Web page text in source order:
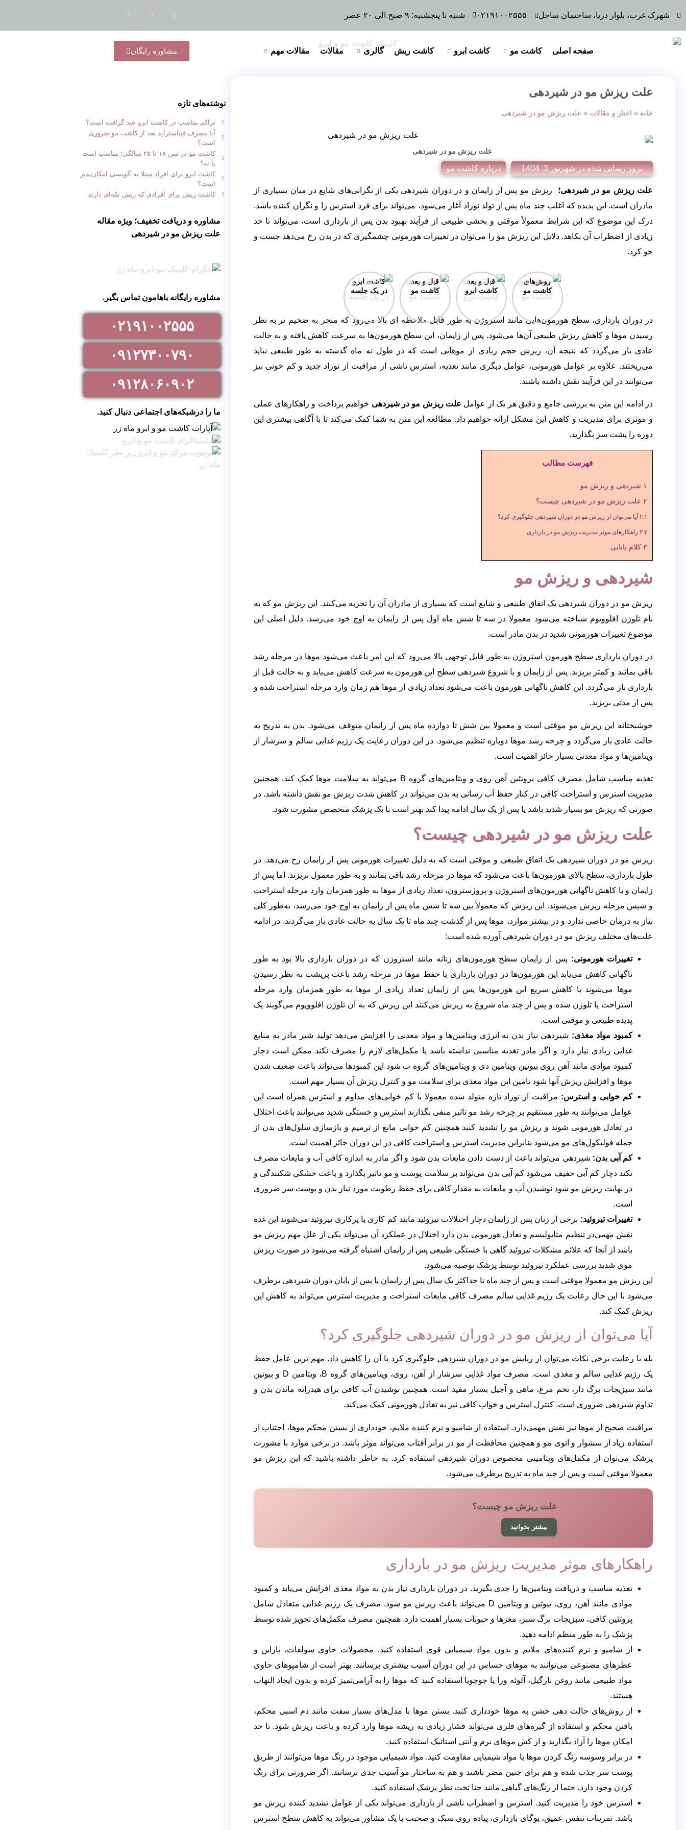
شهرک غرب، بلوار دریا، ساختمان ساحل ۰۲۱۹۱۰۰۲۵۵۵ شنبه تا پنجشنبه: ۹ صبح الی ۲۰ عصر
صفحه اصلی کاشت مو کاشت ابرو کاشت ریش گالری مقالات مقالات مهم مشاوره رایگان
علت ریزش مو در شیردهی
خانه » اخبار و مقالات » علت ریزش مو در شیردهی
علت ریزش مو در شیردهی
بروز رسانی شده درشهریور 3, 1404 درباره کاشت مو
علت ریزش مو در شیردهی؛ ریزش مو پس از زایمان و در دوران شیردهی یکی از نگرانی‌های شایع در میان بسیاری از
مادران است. این پدیده که اغلب چند ماه پس از تولد نوزاد آغاز می‌‌شود، می‌‌تواند برای فرد استرس ‌زا و نگران ‌کننده باشد.
درک این موضوع که این شرایط معمولاً موقتی و بخشی طبیعی از فرآیند بهبود بدن پس از بارداری است، می‌‌تواند تا حد
زیادی از اضطراب آن بکاهد. دلایل این ریزش مو را می‌‌توان در تغییرات هورمونی چشمگیری که در بدن رخ می‌‌دهد جست ‌و
جو کرد.
روش‌های
کاشت مو
قبل و بعد
کاشت ابرو
قبل و بعد
کاشت مو
کاشت ابرو
در یک جلسه
در دوران بارداری، سطح هورمون‌هایی مانند استروژن به طور قابل ‌ملاحظه ‌ای بالا می‌‌رود که منجر به ضخیم ‌تر به نظر
رسیدن موها و کاهش ریزش طبیعی آن‌ها می‌‌شود. پس از زایمان، این سطح هورمون‌ها به سرعت کاهش یافته و به حالت
عادی باز می‌‌گردد که نتیجه آن، ریزش حجم زیادی از موهایی است که در طول نه ماه گذشته به طور طبیعی نباید
می‌‌ریختند. علاوه بر عوامل هورمونی، عوامل دیگری مانند تغذیه، استرس ناشی از مراقبت از نوزاد جدید و کم ‌خونی نیز
می‌‌توانند در این فرآیند نقش داشته باشند.
در ادامه این متن به بررسی جامع و دقیق هر یک از عوامل علت ریزش مو در شیردهی خواهیم پرداخت و راهکارهای عملی
و موثری برای مدیریت و کاهش این مشکل ارائه خواهیم داد. مطالعه این متن به شما کمک می‌کند تا با آگاهی بیشتری این
دوره را پشت سر بگذارید.
فهرست مطالب
۱ شیردهی و ریزش مو
۲ علت ریزش مو در شیردهی چیست؟
۲.۱ آیا می‌توان از ریزش مو در دوران شیردهی جلوگیری کرد؟
۲.۲ راهکارهای موثر مدیریت ریزش مو در بارداری
۳ کلام پایانی
شیردهی و ریزش مو
ریزش مو در دوران شیردهی یک اتفاق طبیعی و شایع است که بسیاری از مادران آن را تجربه می‌کنند. این ریزش مو که به
نام تلوژن افلوویوم شناخته می‌شود معمولا در سه تا شش ماه اول پس از زایمان به اوج خود می‌رسد. دلیل اصلی این
موضوع تغییرات هورمونی شدید در بدن مادر است.
در دوران بارداری سطح هورمون استروژن به طور قابل توجهی بالا می‌رود که این امر باعث می‌شود موها در مرحله رشد
باقی بمانند و کمتر بریزند. پس از زایمان و با شروع شیردهی سطح این هورمون به سرعت کاهش می‌یابد و به حالت قبل از
بارداری باز می‌گردد. این کاهش ناگهانی هورمون باعث می‌شود تعداد زیادی از موها هم زمان وارد مرحله استراحت شده و
پس از مدتی بریزند.
خوشبختانه این ریزش مو موقتی است و معمولا بین شش تا دوازده ماه پس از زایمان متوقف می‌شود. بدن به تدریج به
حالت عادی باز می‌گردد و چرخه رشد موها دوباره تنظیم می‌شود. در این دوران رعایت یک رژیم غذایی سالم و سرشار از
ویتامین‌ها و مواد معدنی بسیار حائز اهمیت است.
تغذیه مناسب شامل مصرف کافی پروتئین آهن روی و ویتامین‌های گروه B می‌تواند به سلامت موها کمک کند. همچنین
مدیریت استرس و استراحت کافی در کنار حفظ آب رسانی به بدن می‌تواند در کاهش شدت ریزش مو نقش داشته باشد. در
صورتی که ریزش مو بسیار شدید باشد یا پس از یک سال ادامه پیدا کند بهتر است با یک پزشک متخصص مشورت شود.
علت ریزش مو در شیردهی چیست؟
ریزش مو در دوران شیردهی یک اتفاق طبیعی و موقتی است که به دلیل تغییرات هورمونی پس از زایمان رخ می‌دهد. در
طول بارداری، سطح بالای هورمون‌ها باعث می‌‌شود که موها در مرحله رشد باقی بمانند و به طور معمول نریزند. اما پس از
زایمان و با کاهش ناگهانی هورمون‌‌های استروژن و پروژسترون، تعداد زیادی از موها به طور همزمان وارد مرحله استراحت
و سپس مرحله ریزش می‌‌شوند. این ریزش که معمولاً بین سه تا شش ماه پس از زایمان به اوج خود می‌رسد، به‌طور کلی
نیاز به درمان خاصی ندارد و در بیشتر موارد، موها پس از گذشت چند ماه تا یک سال به حالت عادی باز می‌گردند. در ادامه
علت‌های مختلف ریزش مو در دوران شیردهی آورده شده است:
تغییرات هورمونی: پس از زایمان سطح هورمون‌های زنانه مانند استروژن که در دوران بارداری بالا بود به طور
ناگهانی کاهش می‌یابد این هورمون‌ها در دوران بارداری با حفظ موها در مرحله رشد باعث پرپشت به نظر رسیدن
موها می‌شوند با کاهش سریع این هورمون‌ها پس از زایمان تعداد زیادی از موها به طور همزمان وارد مرحله
استراحت یا تلوژن شده و پس از چند ماه شروع به ریزش می‌کنند این ریزش که به آن تلوژن افلوویوم می‌گویند یک
پدیده طبیعی و موقتی است.
کمبود مواد مغذی: شیردهی نیاز بدن به انرژی ویتامین‌ها و مواد معدنی را افزایش می‌دهد تولید شیر مادر به منابع
غذایی زیادی نیاز دارد و اگر مادر تغذیه مناسبی نداشته باشد یا مکمل‌های لازم را مصرف نکند ممکن است دچار
کمبود موادی مانند آهن روی بیوتین ویتامین دی و ویتامین‌های گروه ب شود این کمبودها می‌تواند باعث ضعیف شدن
موها و افزایش ریزش آنها شود تامین این مواد مغذی برای سلامت مو و کنترل ریزش آن بسیار مهم است.
کم خوابی و استرس: مراقبت از نوزاد تازه متولد شده معمولا با کم خوابی‌های مداوم و استرس همراه است این
عوامل می‌توانند به طور مستقیم بر چرخه رشد مو تاثیر منفی بگذارند استرس و خستگی شدید می‌توانند باعث اختلال
در تعادل هورمونی شوند و ریزش مو را تشدید کنند همچنین کم خوابی مانع از ترمیم و بازسازی سلول‌های بدن از
جمله فولیکول‌های مو می‌شود بنابراین مدیریت استرس و استراحت کافی در این دوران حائز اهمیت است.
کم آبی بدن: شیردهی می‌تواند باعث از دست دادن مایعات بدن شود و اگر مادر به اندازه کافی آب و مایعات مصرف
نکند دچار کم آبی خفیف می‌شود کم آبی بدن می‌تواند بر سلامت پوست و مو تاثیر بگذارد و باعث خشکی شکنندگی و
در نهایت ریزش مو شود نوشیدن آب و مایعات به مقدار کافی برای حفظ رطوبت مورد نیاز بدن و پوست سر ضروری
است.
تغییرات تیروئید: برخی از زنان پس از زایمان دچار اختلالات تیروئید مانند کم کاری یا پرکاری تیروئید می‌شوند این غده
نقش مهمی‌در تنظیم متابولیسم و تعادل هورمونی بدن دارد اختلال در عملکرد آن می‌تواند یکی از علل مهم ریزش مو
باشد از آنجا که علائم مشکلات تیروئید گاهی با خستگی طبیعی پس از زایمان اشتباه گرفته می‌شود در صورت ریزش
موی شدید بررسی عملکرد تیروئید توسط پزشک توصیه می‌شود.
این ریزش مو معمولا موقتی است و پس از چند ماه تا حداکثر یک سال پس از زایمان یا پس از پایان دوران شیردهی برطرف
می‌شود با این حال رعایت یک رژیم غذایی سالم مصرف کافی مایعات استراحت و مدیریت استرس می‌تواند به کاهش این
ریزش کمک کند.
آیا می‌توان از ریزش مو در دوران شیردهی جلوگیری کرد؟
بله با رعایت برخی نکات می‌توان از ریایش مو در دوران شیردهی جلوگیری کرد یا آن را کاهش داد. مهم ترین عامل حفظ
یک رژیم غذایی سالم و مغذی است. مصرف مواد غذایی سرشار از آهن، روی، ویتامین‌های گروه B، ویتامین D و بیوتین
مانند سبزیجات برگ دار، تخم مرغ، ماهی و آجیل بسیار مفید است. همچنین نوشیدن آب کافی برای هیدراته ماندن بدن و
تداوم شیردهی ضروری است. کنترل استرس و خواب کافی نیز به تعادل هورمونی کمک می‌کند.
مراقبت صحیح از موها نیز نقش مهمی‌دارد. استفاده از شامپو و نرم کننده ملایم، خودداری از بستن محکم موها، اجتناب از
استفاده زیاد از سشوار و اتوی مو و همچنین محافظت از مو در برابر آفتاب می‌تواند موثر باشد. در برخی موارد با مشورت
پزشک می‌توان از مکمل‌های ویتامینی مخصوص دوران شیردهی استفاده کرد. به خاطر داشته باشید که این ریزش مو
معمولا موقتی است و پس از چند ماه به تدریج برطرف می‌شود.
علت ریزش مو چیست؟
بیشتر بخوانید
راهکارهای موثر مدیریت ریزش مو در بارداری
تغذیه مناسب و دریافت ویتامین‌ها را جدی بگیرید. در دوران بارداری نیاز بدن به مواد مغذی افزایش می‌یابد و کمبود
موادی مانند آهن، روی، بیوتین و ویتامین D می‌تواند باعث ریزش مو شود. مصرف یک رژیم غذایی متعادل شامل
پروتئین کافی، سبزیجات برگ سبز، مغزها و حبوبات بسیار اهمیت دارد. همچنین مصرف مکمل‌های تجویز شده توسط
پزشک را به طور منظم ادامه دهید.
از شامپو و نرم کننده‌های ملایم و بدون مواد شیمیایی قوی استفاده کنید. محصولات حاوی سولفات، پارابن و
عطرهای مصنوعی می‌توانند به موهای حساس در این دوران آسیب بیشتری برسانند. بهتر است از شامپوهای حاوی
مواد طبیعی مانند روغن نارگیل، آلوئه ورا یا جوجوبا استفاده کنید که موها را به آرامی‌تمیز کرده و بدون ایجاد التهاب
هستند.
از روش‌های حالت دهی خشن به موها خودداری کنید. بستن موها با مدل‌های بسیار سفت مانند دم اسبی محکم،
بافتن محکم و استفاده از گیره‌های فلزی می‌تواند فشار زیادی به ریشه موها وارد کرده و باعث ریزش شود. تا حد
امکان موها را آزاد بگذارید و از کش موهای نرم و آنتی استاتیک استفاده کنید.
در برابر وسوسه رنگ کردن موها با مواد شیمیایی مقاومت کنید. مواد شیمیایی موجود در رنگ موها می‌توانند از طریق
پوست سر جذب شده و هم برای جنین مضر باشند و هم به ساختار مو آسیب جدی برسانند. اگر ضرورتی برای رنگ
کردن وجود دارد، حتما از رنگ‌های گیاهی مانند حنا تحت نظر پزشک استفاده کنید.
استرس خود را مدیریت کنید. استرس و اضطراب ناشی از بارداری می‌تواند یکی از عوامل تشدید کننده ریزش مو
باشد. تمرینات تنفس عمیق، یوگای بارداری، پیاده روی سبک و صحبت با یک مشاور می‌تواند به کاهش سطح استرس
نوشته‌های تازه
تراکم مناسب در کاشت ابرو چند گرافت است؟
آیا مصرف فیناستراید بعد از کاشت مو ضروری
است؟
کاشت مو در سن ۱۸ تا ۲۵ سالگی؛ مناسب است
یا نه؟
کاشت ابرو برای افراد مبتلا به آلوپسی امکان‌پذیر
است؟
کاشت ریش برای افرادی که ریش تکه‌ای دارند
مشاوره و دریافت تخفیف؛ ویژه مقاله
علت ریزش مو در شیردهی
مشاوره رایگانه باهامون تماس بگیر.
۰۲۱۹۱۰۰۲۵۵۵
۰۹۱۲۷۳۰۰۷۹۰
۰۹۱۲۸۰۶۰۹۰۲
ما را درشبکه‌های اجتماعی دنبال کنید.